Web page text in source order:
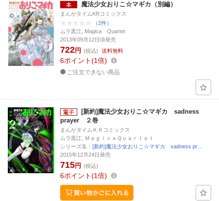
魔法少女おりこ☆マギカ（別編）
まんがタイムKRコミックス
（2件）
ムラ黒江, Magica Quartet
2013年09月12日頃発売
722円 (税込) 送料無料
6ポイント 1倍
ご注文できない商品
[新約]魔法少女おりこ☆マギカ sadness
prayer ２巻
まんがタイムＫＲコミックス
ムラ黒江, ＭａｇｉｃａＱｕａｒｔｅｔ
シリーズ名： [新約]魔法少女おりこ☆マギカ sadness pr…
2015年12月24日発売
715円 (税込)
6ポイント 1倍